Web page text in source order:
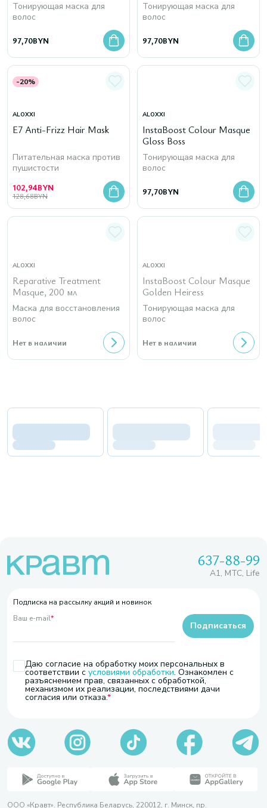
Тонирующая маска для
волос
97,70BYN
Тонирующая маска для
волос
97,70BYN
-20%
ALOXXI
E7 Anti-Frizz Hair Mask
Питательная маска против
пушистости
102,94BYN
128,68BYN
ALOXXI
InstaBoost Colour Masque
Gloss Boss
Тонирующая маска для
волос
97,70BYN
ALOXXI
Reparative Treatment
Masque, 200 мл
Маска для восстановления
волос
Нет в наличии
ALOXXI
InstaBoost Colour Masque
Golden Heiress
Тонирующая маска для
волос
Нет в наличии
637-88-99
A1, МТС, Life
Подписка на рассылку акций и новинок
Ваш e-mail*
Даю согласие на обработку моих персональных в
соответствии с условиями обработки. Ознакомлен с
разъяснением прав, связанных с обработкой,
механизмом их реализации, последствиями дачи
согласия или отказа.
Подписаться
ООО «Кравт». Республика Беларусь, 220012, г. Минск, пр.